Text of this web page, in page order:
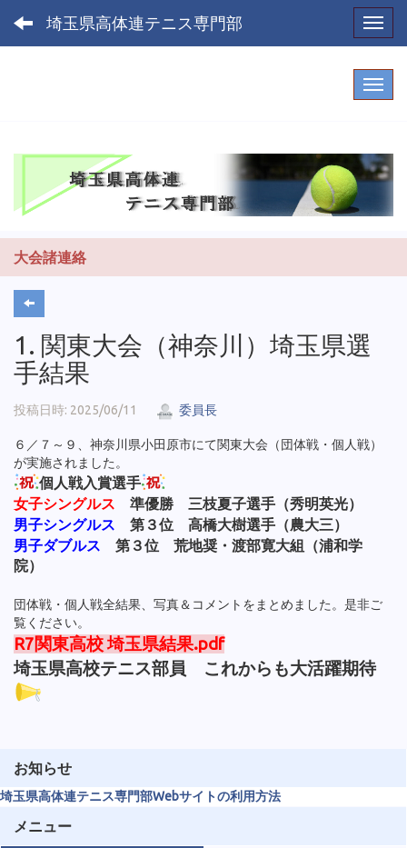
埼玉県高体連テニス専門部
大会諸連絡
1. 関東大会（神奈川）埼玉県選
手結果
投稿日時: 2025/06/11 委員長
６／７～９、神奈川県小田原市にて関東大会（団体戦・個人戦）
が実施されました。
個人戦入賞選手
女子シングルス 準優勝 三枝夏子選手（秀明英光）
男子シングルス 第３位 高橋大樹選手（農大三）
男子ダブルス 第３位 荒地奨・渡部寛大組（浦和学
院）
団体戦・個人戦全結果、写真＆コメントをまとめました。是非ご
覧ください。
R7関東高校 埼玉県結果.pdf
埼玉県高校テニス部員 これからも大活躍期待
お知らせ
埼玉県高体連テニス専門部Webサイトの利用方法
メニュー